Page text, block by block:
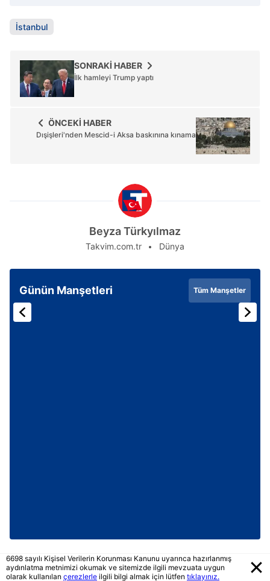
İstanbul
SONRAKİ HABER
İlk hamleyi Trump yaptı
ÖNCEKİ HABER
Dışişleri'nden Mescid-i Aksa baskınına kınama
Beyza Türkyılmaz
Takvim.com.tr Dünya
Günün Manşetleri Tüm Manşetler
6698 sayılı Kişisel Verilerin Korunması Kanunu uyarınca hazırlanmış
aydınlatma metnimizi okumak ve sitemizde ilgili mevzuata uygun
olarak kullanılan çerezlerle ilgili bilgi almak için lütfen tıklayınız.